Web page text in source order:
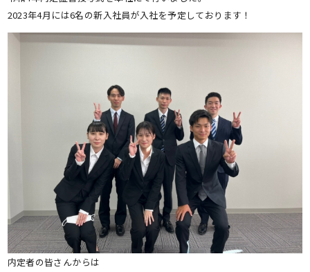
2023年4月には6名の新入社員が入社を予定しております！
内定者の皆さんからは